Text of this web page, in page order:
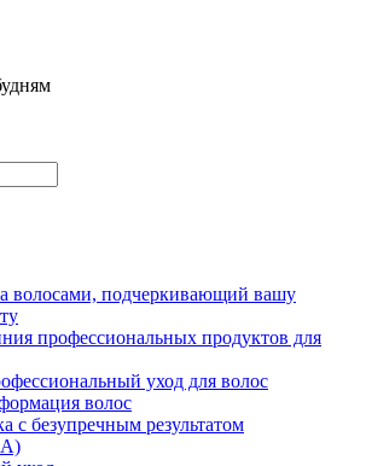
волосами, подчеркивающий вашу
профессиональных продуктов для
уход для волос
волос
с безупречным результатом